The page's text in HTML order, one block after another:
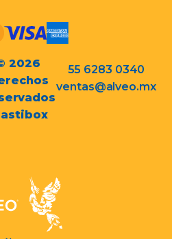
2026
55 6283 0340
ventas@alveo.mx